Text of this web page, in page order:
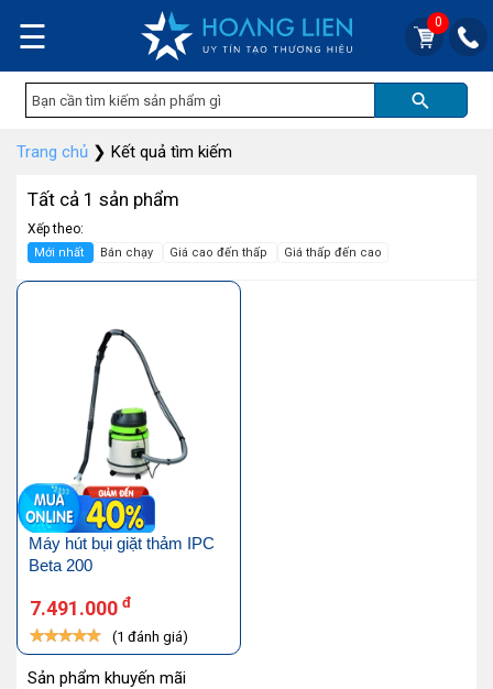
☰ 0
Trang chủ ❯ Kết quả tìm kiếm
Tất cả 1 sản phẩm
Xếp theo:
Mới nhất Bán chạy Giá cao đến thấp Giá thấp đến cao
Máy hút bụi giặt thảm IPC
Beta 200
7.491.000 đ
(1 đánh giá)
Sản phẩm khuyến mãi